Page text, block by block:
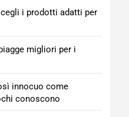
i prodotti adatti per
migliori per i
innocuo come
conoscono